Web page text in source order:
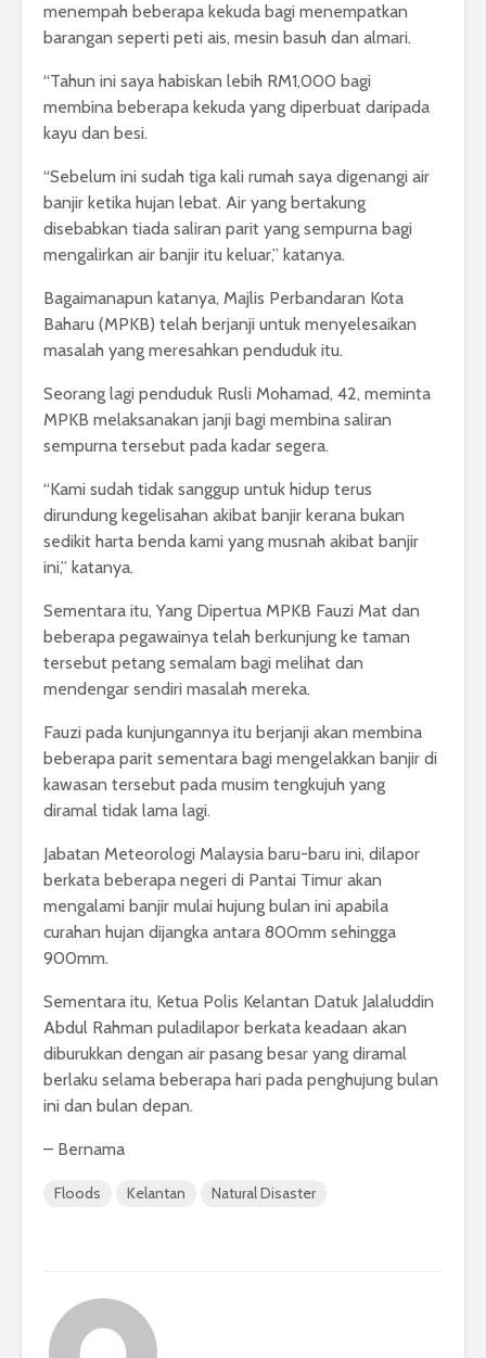
menempah beberapa kekuda bagi menempatkan
barangan seperti peti ais, mesin basuh dan almari.
“Tahun ini saya habiskan lebih RM1,000 bagi
membina beberapa kekuda yang diperbuat daripada
kayu dan besi.
“Sebelum ini sudah tiga kali rumah saya digenangi air
banjir ketika hujan lebat. Air yang bertakung
disebabkan tiada saliran parit yang sempurna bagi
mengalirkan air banjir itu keluar,” katanya.
Bagaimanapun katanya, Majlis Perbandaran Kota
Baharu (MPKB) telah berjanji untuk menyelesaikan
masalah yang meresahkan penduduk itu.
Seorang lagi penduduk Rusli Mohamad, 42, meminta
MPKB melaksanakan janji bagi membina saliran
sempurna tersebut pada kadar segera.
“Kami sudah tidak sanggup untuk hidup terus
dirundung kegelisahan akibat banjir kerana bukan
sedikit harta benda kami yang musnah akibat banjir
ini,” katanya.
Sementara itu, Yang Dipertua MPKB Fauzi Mat dan
beberapa pegawainya telah berkunjung ke taman
tersebut petang semalam bagi melihat dan
mendengar sendiri masalah mereka.
Fauzi pada kunjungannya itu berjanji akan membina
beberapa parit sementara bagi mengelakkan banjir di
kawasan tersebut pada musim tengkujuh yang
diramal tidak lama lagi.
Jabatan Meteorologi Malaysia baru-baru ini, dilapor
berkata beberapa negeri di Pantai Timur akan
mengalami banjir mulai hujung bulan ini apabila
curahan hujan dijangka antara 800mm sehingga
900mm.
Sementara itu, Ketua Polis Kelantan Datuk Jalaluddin
Abdul Rahman puladilapor berkata keadaan akan
diburukkan dengan air pasang besar yang diramal
berlaku selama beberapa hari pada penghujung bulan
ini dan bulan depan.
– Bernama
Floods Kelantan Natural Disaster